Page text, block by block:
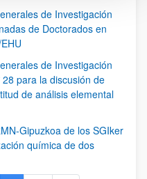
de Investigación
de Doctorados en
de Investigación
para la discusión de
de análisis elemental
Gipuzkoa de los SGIker
química de dos